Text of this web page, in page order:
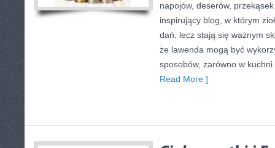
napojów, deserów,
inspirujący blog, w którym
dań, lecz stają się ważnym
że lawenda mogą być
sposobów, zarówno w
Read More ]